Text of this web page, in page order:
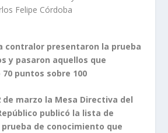
contralor presentaron la prueba
y pasaron aquellos que
puntos sobre 100
de marzo la Mesa Directiva del
publicó la lista de
de conocimiento que